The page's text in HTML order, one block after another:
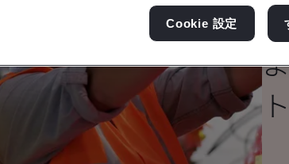
Cookie 設定